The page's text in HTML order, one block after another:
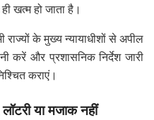
खत्म हो जाता है।
के मुख्य न्यायाधीशों से अपील
करें और प्रशासनिक निर्देश जारी
कराएं।
या मजाक नहीं